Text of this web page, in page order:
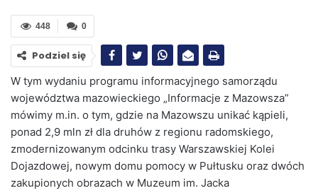
0
448
Podziel się
W tym wydaniu programu informacyjnego samorządu
województwa mazowieckiego „Informacje z Mazowsza”
mówimy m.in. o tym, gdzie na Mazowszu unikać kąpieli,
ponad 2,9 mln zł dla druhów z regionu radomskiego,
zmodernizowanym odcinku trasy Warszawskiej Kolei
Dojazdowej, nowym domu pomocy w Pułtusku oraz dwóch
zakupionych obrazach w Muzeum im. Jacka